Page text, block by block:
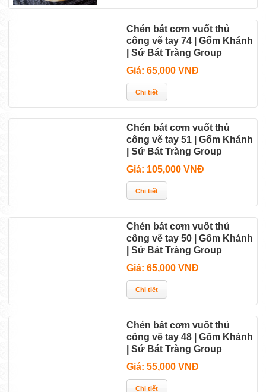
Chén bát cơm vuốt thủ
công vẽ tay 74 | Gốm Khánh
| Sứ Bát Tràng Group
Giá: 65,000 VNĐ
Chén bát cơm vuốt thủ
công vẽ tay 51 | Gốm Khánh
| Sứ Bát Tràng Group
Giá: 105,000 VNĐ
Chén bát cơm vuốt thủ
công vẽ tay 50 | Gốm Khánh
| Sứ Bát Tràng Group
Giá: 65,000 VNĐ
Chén bát cơm vuốt thủ
công vẽ tay 48 | Gốm Khánh
| Sứ Bát Tràng Group
Giá: 55,000 VNĐ